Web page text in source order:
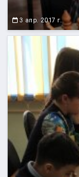
3 апр. 2017 г.